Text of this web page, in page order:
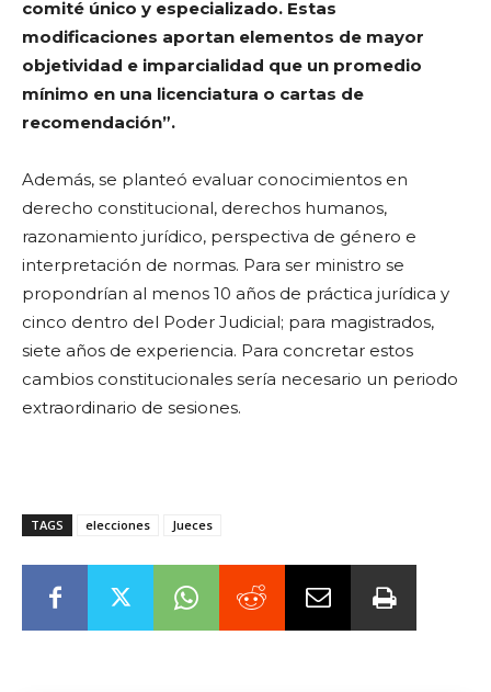
comité único y especializado. Estas
modificaciones aportan elementos de mayor
objetividad e imparcialidad que un promedio
mínimo en una licenciatura o cartas de
recomendación”.
Además, se planteó evaluar conocimientos en
derecho constitucional, derechos humanos,
razonamiento jurídico, perspectiva de género e
interpretación de normas. Para ser ministro se
propondrían al menos 10 años de práctica jurídica y
cinco dentro del Poder Judicial; para magistrados,
siete años de experiencia. Para concretar estos
cambios constitucionales sería necesario un periodo
extraordinario de sesiones.
TAGS elecciones Jueces